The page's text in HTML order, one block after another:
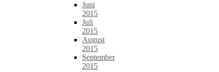
Juni
2015
Juli
2015
August
2015
September
2015